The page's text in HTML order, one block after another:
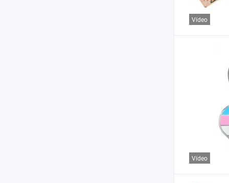
Vídeo
Vídeo